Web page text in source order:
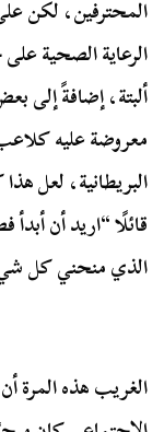
المحترفين، لكن
الرعاية الصحية
ألبتة، إضافةً إلى
معروضة عليه
البريطانية، لعل
قائلًا “اريد أن
الذي منحني كل
الغريب هذه المرة